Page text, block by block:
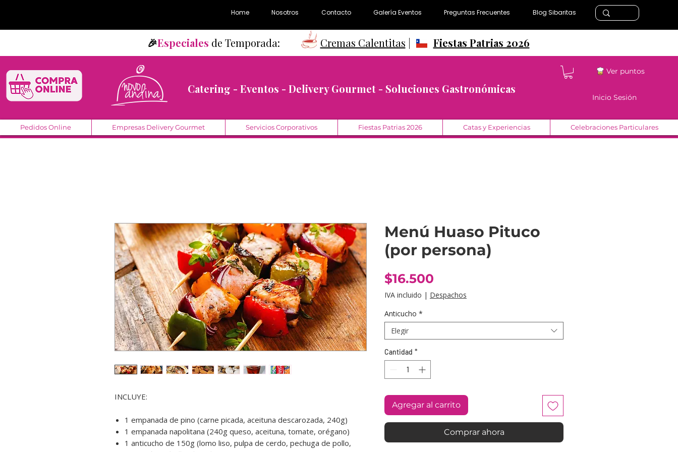
Home Nosotros Contacto Galería Eventos Preguntas Frecuentes Blog Sibaritas
🎉Especiales de Temporada: Cremas Calentitas Fiestas Patrias 2026
Catering - Eventos - Delivery Gourmet - Soluciones Gastronómicas
Ver puntos
Inicio Sesión
Pedidos Online Empresas Delivery Gourmet Servicios Corporativos Fiestas Patrias 2026 Catas y Experiencias Celebraciones Particulares
INCLUYE:
1 empanada de pino (carne picada, aceituna descarozada, 240g)
1 empanada napolitana (240g queso, aceituna, tomate, orégano)
1 anticucho de 150g (lomo liso, pulpa de cerdo, pechuga de pollo,
Menú Huaso Pituco
(por persona)
$16.500
IVA incluido | Despachos
Anticucho *
Elegir
Cantidad *
Agregar al carrito
Comprar ahora